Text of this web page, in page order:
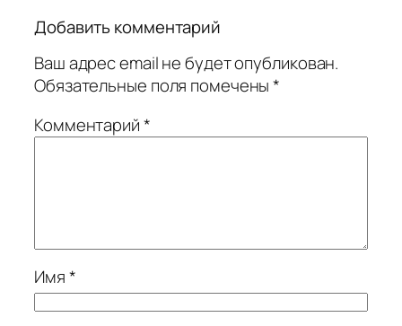
Добавить комментарий
Ваш адрес email не будет опубликован.
Обязательные поля помечены*
Комментарий*
Имя*